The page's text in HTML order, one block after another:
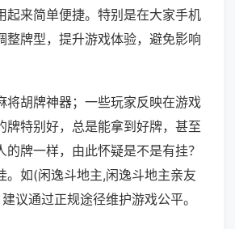
起来简单便捷。特别是在大家手机
整牌型，提升游戏体验，避免影响
将胡牌神器；一些玩家反映在游戏
牌特别好，总是能拿到好牌，甚至
的牌一样，由此怀疑是不是有挂？
。如(闲逸斗地主,闲逸斗地主亲友
议通过正规途径维护游戏公平。